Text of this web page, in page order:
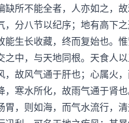
所不能全者，人亦如之，
分八节以纪序；地有高下
生长收藏，终而复始也。
中，与天地同根。天食人
故风气通于肝也；心属火
寒水所化，故雨气通于肾
，则如海，而气水流行，